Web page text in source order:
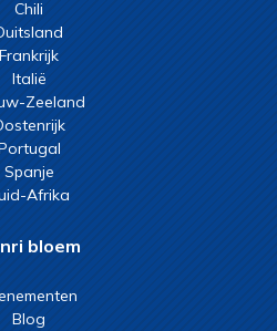
Chili
Frankrijk
Italië
Zeeland
Spanje
Afrika
bloem
Blog